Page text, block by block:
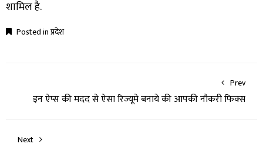
शामिल है.
Posted inप्रदेश
Prev
इन ऐप्स की मदद से ऐसा रिज्यूमे बनाये की आपकी नौकरी फिक्स
Next